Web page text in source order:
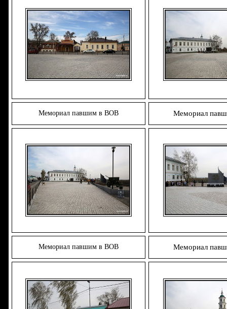
Мемориал павшим в ВОВ Мемориал
Мемориал павшим в ВОВ Мемориал